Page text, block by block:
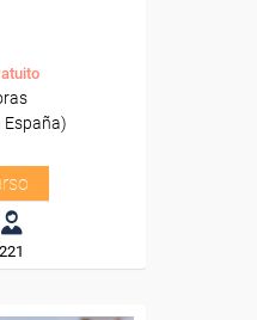
España)
221